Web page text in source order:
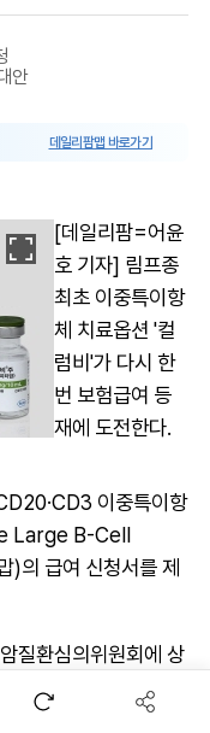
안
데일리팜맵 바로가기
[데일리팜=어윤
호 기자] 림프종
최초 이중특이항
체 치료옵션 '컬
럼비'가 다시 한
번 보험급여 등
재에 도전한다.
이중특이항
Large B-Cell
의 급여 신청서를 제
질환심의위원회에 상
. 컬럼비가 빠른 재
귀추가 주목된다.